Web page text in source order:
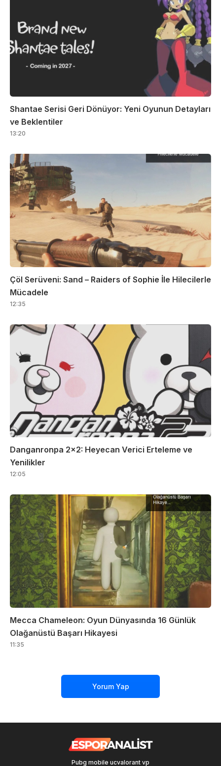
Shantae Serisi Geri Dönüyor: Yeni Oyunun Detayları
ve Beklentiler
13:20
Çöl Serüveni: Sand – Raiders of Sophie İle Hilecilerle
Mücadele
12:35
Danganronpa 2×2: Heyecan Verici Erteleme ve
Yenilikler
12:05
Mecca Chameleon: Oyun Dünyasında 16 Günlük
Olağanüstü Başarı Hikayesi
11:35
Yorum Yap
Pubg mobile ucvalorant vp